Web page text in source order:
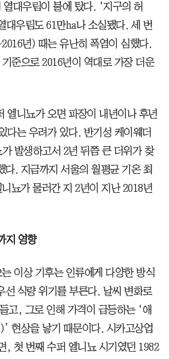
대우림이 불에 탔다. ‘지구의 허
대우림도 61만ha나 소실됐다. 세 번
년) 때는 유난히 폭염이 심했다.
준으로 2016년이 역대로 가장 더운
엘니뇨가 오면 파장이 내년이나 후년
다는 우려가 있다. 반기성 케이웨더
발생하고서 2년 뒤쯤 큰 더위가 찾
다. 지금까지 서울의 월평균 기온 최
뇨가 물러간 지 2년이 지난 2018년
지 영향
이상 기후는 인류에게 다양한 방식
선 식량 위기를 부른다. 날씨 변화로
고, 그로 인해 가격이 급등하는 ‘애
현상을 낳기 때문이다. 시카고상업
, 첫 번째 수퍼 엘니뇨 시기였던 1982